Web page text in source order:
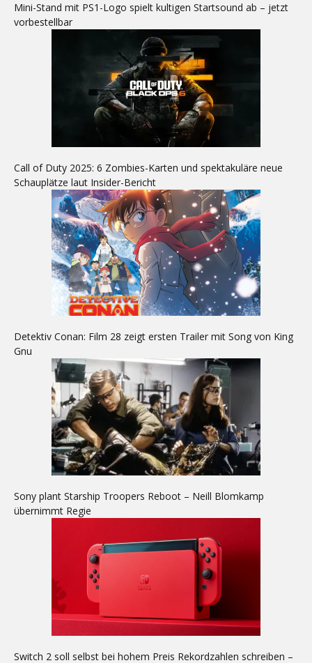
Mini-Stand mit PS1-Logo spielt kultigen Startsound ab – jetzt
vorbestellbar
Call of Duty 2025: 6 Zombies-Karten und spektakuläre neue
Schauplätze laut Insider-Bericht
Detektiv Conan: Film 28 zeigt ersten Trailer mit Song von King
Gnu
Sony plant Starship Troopers Reboot – Neill Blomkamp
übernimmt Regie
Switch 2 soll selbst bei hohem Preis Rekordzahlen schreiben –